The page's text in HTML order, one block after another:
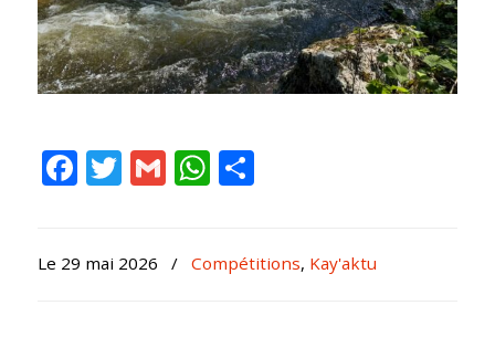
Facebook
Twitter
GmailWhatsApp
Le 29 mai 2026 / Compétitions, Kay'aktu